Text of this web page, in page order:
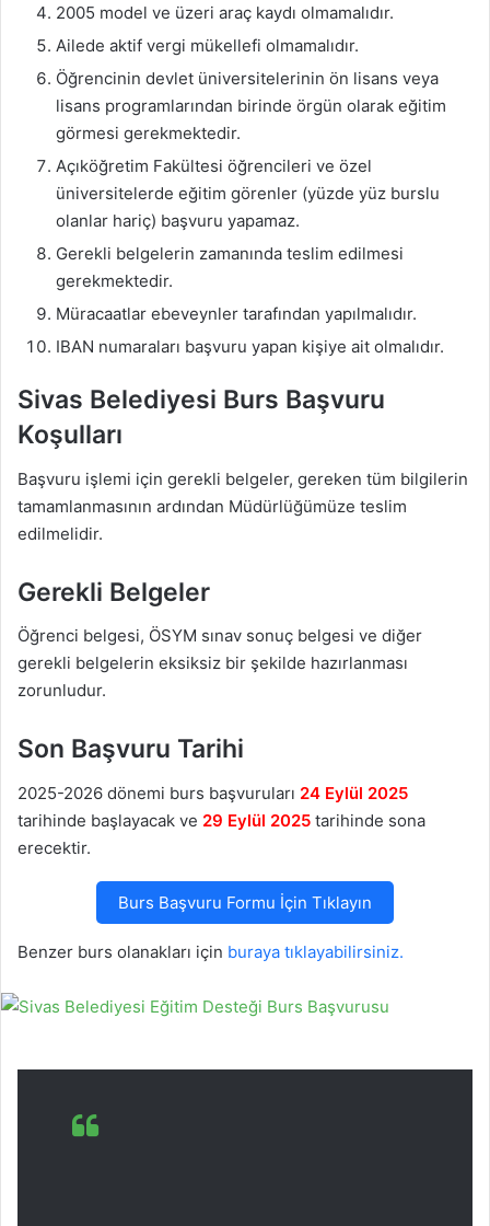
2005 model ve üzeri araç kaydı olmamalıdır.
Ailede aktif vergi mükellefi olmamalıdır.
Öğrencinin devlet üniversitelerinin ön lisans veya
lisans programlarından birinde örgün olarak eğitim
görmesi gerekmektedir.
Açıköğretim Fakültesi öğrencileri ve özel
üniversitelerde eğitim görenler (yüzde yüz burslu
olanlar hariç) başvuru yapamaz.
Gerekli belgelerin zamanında teslim edilmesi
gerekmektedir.
Müracaatlar ebeveynler tarafından yapılmalıdır.
IBAN numaraları başvuru yapan kişiye ait olmalıdır.
Sivas Belediyesi Burs Başvuru
Koşulları
Başvuru işlemi için gerekli belgeler, gereken tüm bilgilerin
tamamlanmasının ardından Müdürlüğümüze teslim
edilmelidir.
Gerekli Belgeler
Öğrenci belgesi, ÖSYM sınav sonuç belgesi ve diğer
gerekli belgelerin eksiksiz bir şekilde hazırlanması
zorunludur.
Son Başvuru Tarihi
2025-2026 dönemi burs başvuruları 24 Eylül 2025
tarihinde başlayacak ve 29 Eylül 2025 tarihinde sona
erecektir.
Burs Başvuru Formu İçin Tıklayın
Benzer burs olanakları için buraya tıklayabilirsiniz.